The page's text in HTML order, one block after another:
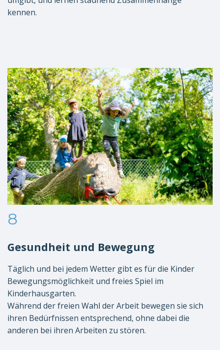
kennen.
8
Gesundheit und Bewegung
Täglich und bei jedem Wetter gibt es für die Kinder
Bewegungsmöglichkeit und freies Spiel im
Kinderhausgarten.
Während der freien Wahl der Arbeit bewegen sie sich
ihren Bedürfnissen entsprechend, ohne dabei die
anderen bei ihren Arbeiten zu stören.